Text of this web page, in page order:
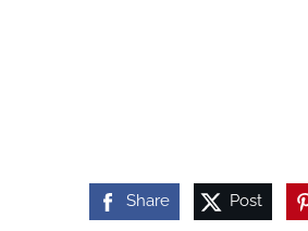
Share Post